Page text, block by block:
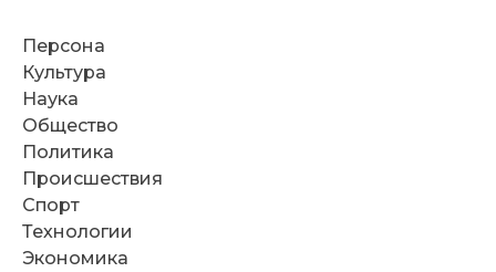
Персона
Культура
Наука
Общество
Политика
Происшествия
Спорт
Технологии
Экономика